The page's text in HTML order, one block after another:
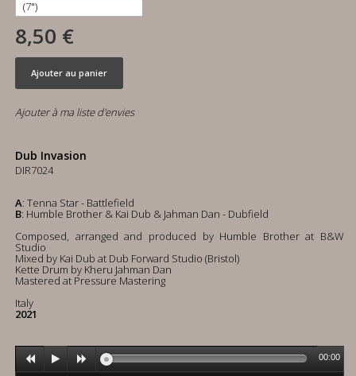
8,50 €
Ajouter au panier
Ajouter à ma liste d'envies
Dub Invasion
DIR7024
A: Tenna Star - Battlefield
B: Humble Brother & Kai Dub & Jahman Dan - Dubfield
Composed, arranged and produced by Humble Brother at B&W
Studio
Mixed by Kai Dub at Dub Forward Studio (Bristol)
Kette Drum by Kheru Jahman Dan
Mastered at Pressure Mastering
Italy
2021
00:00